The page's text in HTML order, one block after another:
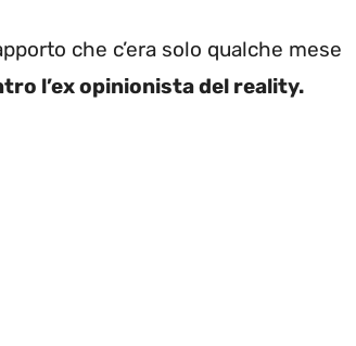
che c’era solo qualche mese
l’ex opinionista del reality.